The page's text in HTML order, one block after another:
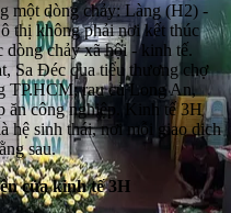
một dòng chảy: Làng (H2) -
thị không phải nơi kết thúc
dòng chảy xã hội - kinh tế.
Sa Đéc qua tiểu thương chợ
TP.HCM; rau củ Long An,
ăn công nghiệp. Kinh tế 3H
hệ sinh thái, nơi mỗi giao dịch
sau.
của kinh tế 3H